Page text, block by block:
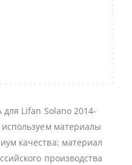
Lifan Solano 2014-
материалы
качества: материал
производства